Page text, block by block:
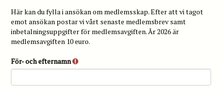
Här kan du fylla i ansökan om medlemsskap. Efter att vi tagot
emot ansökan postar vi vårt senaste medlemsbrev samt
inbetalningsuppgifter för medlemsavgiften. År 2026 är
medlemsavgiften 10 euro.
För- och efternamn